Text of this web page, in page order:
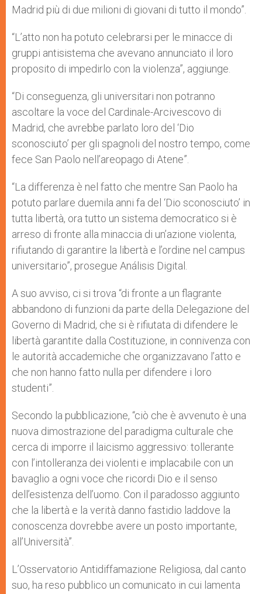
Madrid più di due milioni di giovani di tutto il mondo”.
“L’atto non ha potuto celebrarsi per le minacce di
gruppi antisistema che avevano annunciato il loro
proposito di impedirlo con la violenza”, aggiunge.
“Di conseguenza, gli universitari non potranno
ascoltare la voce del Cardinale-Arcivescovo di
Madrid, che avrebbe parlato loro del ‘Dio
sconosciuto’ per gli spagnoli del nostro tempo, come
fece San Paolo nell’areopago di Atene”.
“La differenza è nel fatto che mentre San Paolo ha
potuto parlare duemila anni fa del ‘Dio sconosciuto’ in
tutta libertà, ora tutto un sistema democratico si è
arreso di fronte alla minaccia di un’azione violenta,
rifiutando di garantire la libertà e l’ordine nel campus
universitario”, prosegue Análisis Digital.
A suo avviso, ci si trova “di fronte a un flagrante
abbandono di funzioni da parte della Delegazione del
Governo di Madrid, che si è rifiutata di difendere le
libertà garantite dalla Costituzione, in connivenza con
le autorità accademiche che organizzavano l’atto e
che non hanno fatto nulla per difendere i loro
studenti”.
Secondo la pubblicazione, “ciò che è avvenuto è una
nuova dimostrazione del paradigma culturale che
cerca di imporre il laicismo aggressivo: tollerante
con l’intolleranza dei violenti e implacabile con un
bavaglio a ogni voce che ricordi Dio e il senso
dell’esistenza dell’uomo. Con il paradosso aggiunto
che la libertà e la verità danno fastidio laddove la
conoscenza dovrebbe avere un posto importante,
all’Università”.
L’Osservatorio Antidiffamazione Religiosa, dal canto
suo, ha reso pubblico un comunicato in cui lamenta